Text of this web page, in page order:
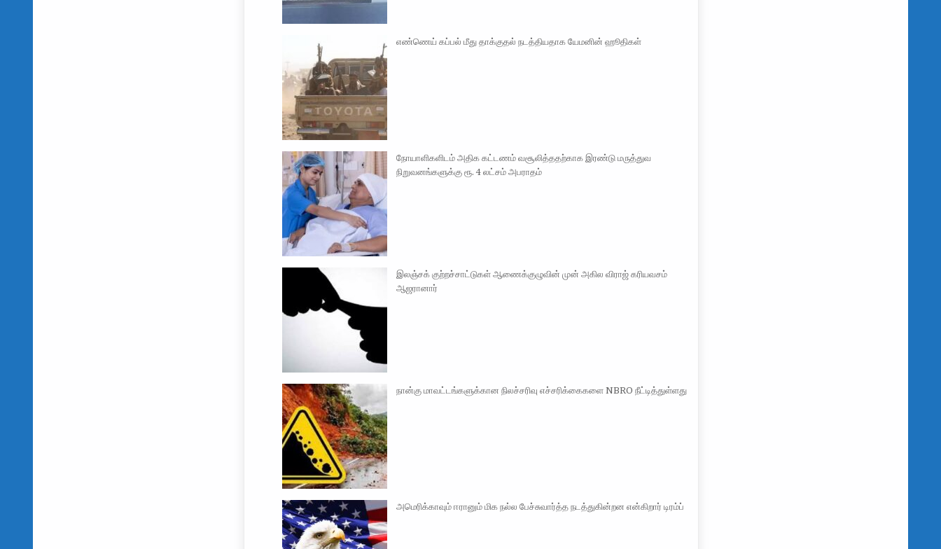
எண்ணெய் கப்பல் மீது தாக்குதல் நடத்தியதாக யேமனின் ஹூதிகள்
நோயாளிகளிடம் அதிக கட்டணம் வசூலித்ததற்காக இரண்டு மருத்துவ
நிறுவனங்களுக்கு ரூ. 4 லட்சம் அபராதம்
இலஞ்சக் குற்றச்சாட்டுகள் ஆணைக்குழுவின் முன் அகில விராஜ் கரியவசம்
ஆஜரானார்
நான்கு மாவட்டங்களுக்கான நிலச்சரிவு எச்சரிக்கைகளை NBRO நீட்டித்துள்ளது
அமெரிக்காவும் ஈரானும் மிக நல்ல பேச்சுவார்த்த நடத்துகின்றன என்கிறார் டிரம்ப்